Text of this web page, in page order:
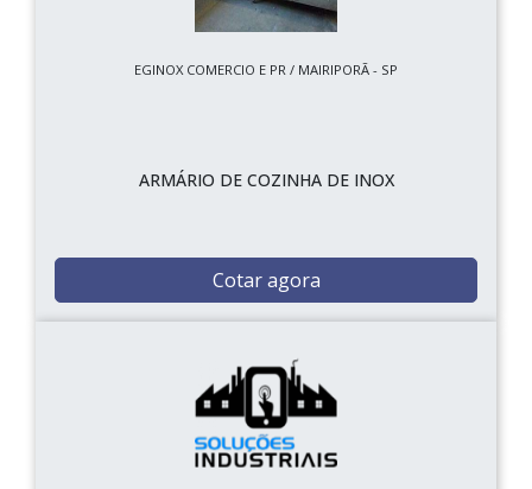
EGINOX COMERCIO E PR / MAIRIPORÃ - SP
ARMÁRIO DE COZINHA DE INOX
Cotar agora